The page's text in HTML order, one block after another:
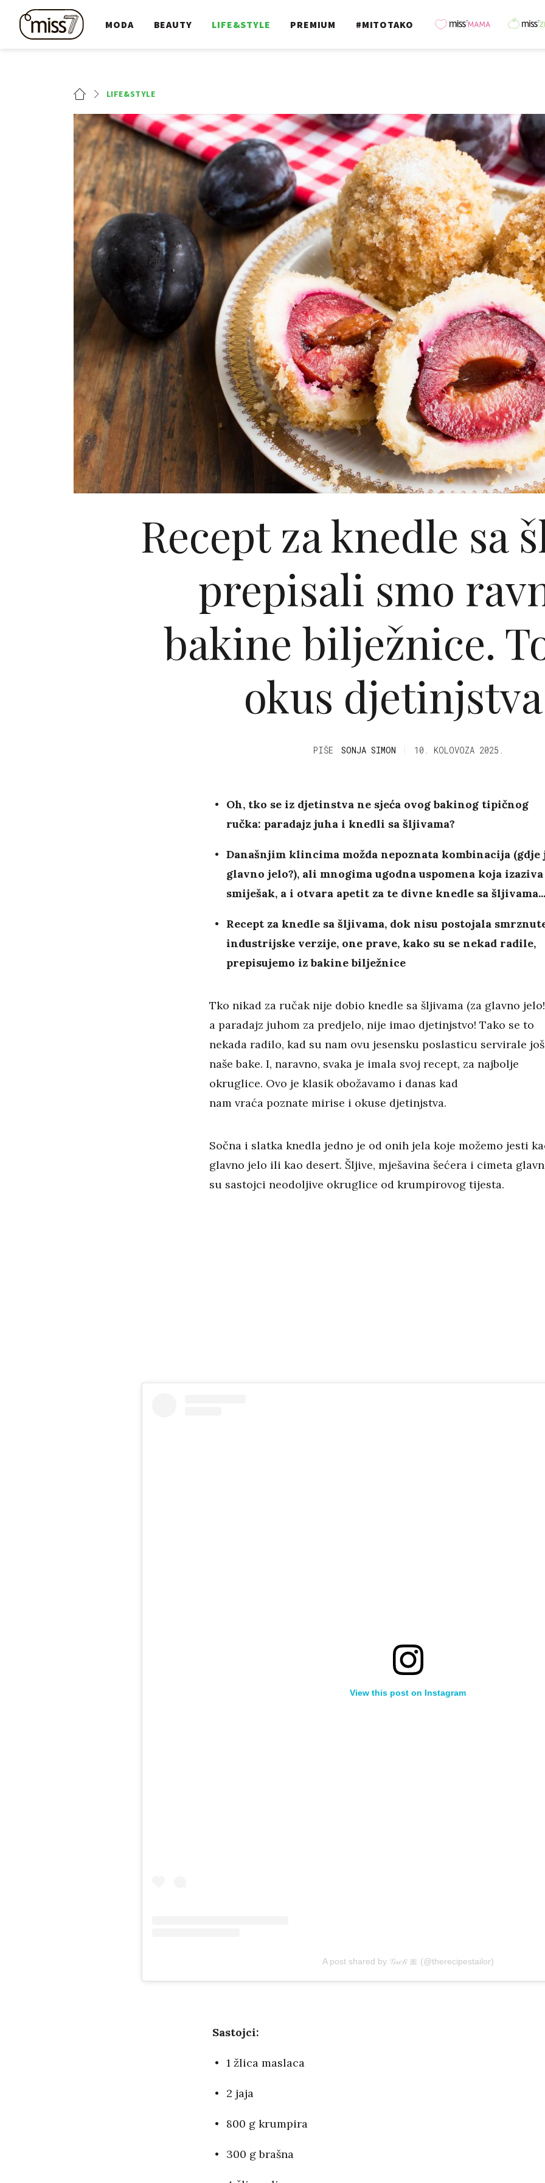
MODA BEAUTY LIFE&STYLE PREMIUM #MITOTAKO
LIFE&STYLE
Recept za knedle sa
prepisali smo
bakine bilježnice.
okus
PIŠE SONJA SIMON 10. KOLOVOZA 2025.
Oh, tko se iz djetinstva ne sjeća ovog bakinog tipičnog
ručka: paradajz juha i knedli sa šljivama?
Današnjim klincima možda nepoznata kombinacija (gdje
glavno jelo?), ali mnogima ugodna uspomena koja izaziva
smiješak, a i otvara apetit za te divne knedle sa šljivama...
Recept za knedle sa šljivama, dok nisu postojala
industrijske verzije, one prave, kako su se nekad radile,
prepisujemo iz bakine bilježnice
Tko nikad za ručak nije dobio knedle sa šljivama (za glavno
a paradajz juhom za predjelo, nije imao djetinjstvo! Tako se to
nekada radilo, kad su nam ovu jesensku poslasticu servirale još
naše bake. I, naravno, svaka je imala svoj recept, za najbolje
okruglice. Ovo je klasik obožavamo i danas kad
nam vraća poznate mirise i okuse djetinjstva.
Sočna i slatka knedla jedno je od onih jela koje možemo jesti
glavno jelo ili kao desert. Šljive, mješavina šećera i cimeta
su sastojci neodoljive okruglice od krumpirovog tijesta.
View this post on Instagram
A post shared by 𝒢𝓇𝑒𝓉𝒾 🎀 (@therecipestailor)
Sastojci:
1 žlica maslaca
2 jaja
800 g krumpira
300 g brašna